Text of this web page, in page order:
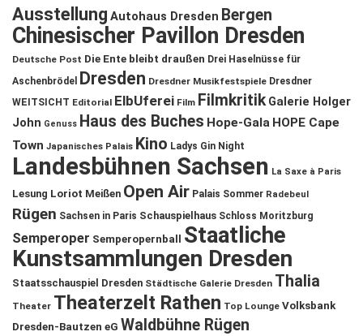
Ausstellung Autohaus Dresden Bergen
Chinesischer Pavillon Dresden
Deutsche Post Die Ente bleibt draußen Drei Haselnüsse für
Aschenbrödel
Dresden Dresdner Musikfestspiele Dresdner
WEITSICHT Editorial ElbUferei Film Filmkritik Galerie Holger
John Genuss Haus des Buches Hope-Gala HOPE Cape
Town Japanisches Palais Kino Ladys Gin Night
Landesbühnen Sachsen La Saxe à Paris
Lesung Loriot Meißen Open Air Palais Sommer Radebeul
Rügen Sachsen in Paris Schauspielhaus Schloss Moritzburg
Semperoper Semperopernball
Staatliche
Kunstsammlungen Dresden
Staatsschauspiel Dresden Städtische Galerie Dresden Thalia
Theater Theaterzelt Rathen Top Lounge Volksbank
Dresden-Bautzen eG Waldbühne Rügen